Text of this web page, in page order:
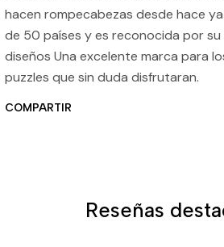
hacen rompecabezas desde hace
de 50 países y es reconocida por
diseños Una excelente marca para
puzzles que sin duda disfrutaran.
COMPARTIR
Reseñas